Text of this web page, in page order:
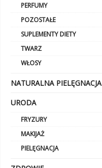
PERFUMY
POZOSTAŁE
SUPLEMENTY DIETY
TWARZ
WŁOSY
NATURALNA PIELĘGNACJA
URODA
FRYZURY
MAKIJAŻ
PIELĘGNACJA